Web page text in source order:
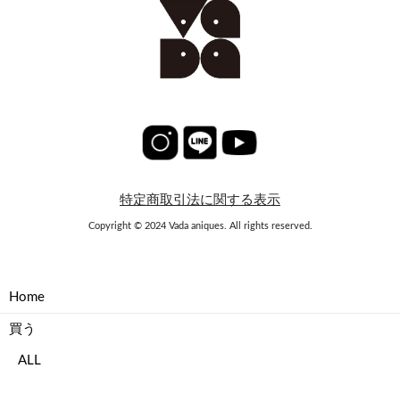
Home
買う
ALL
特定商取引法に関する表示
Copyright © 2024 Vada aniques. All rights reserved.